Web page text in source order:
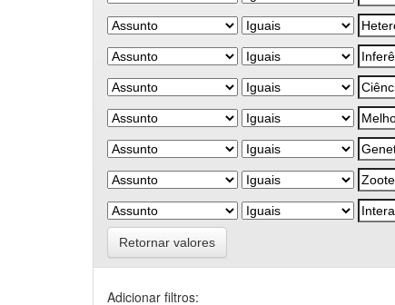
Retornar valores
Adicionar filtros: